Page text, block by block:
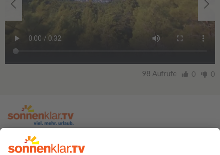
98 Aufrufe 0 0
zur sonnenklar.TV Webseite
Moderatoren